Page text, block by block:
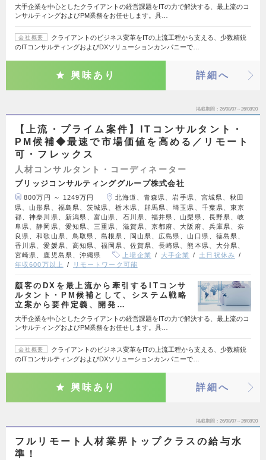
大手企業を中心としたクライアントの経営課題をITの力で解決する、最上流のコ
ンサルティングおよびPM業務をお任せします。具…
会社概要
クライアントのビジネス変革をITの上流工程から支える、少数精鋭
のITコンサルティングおよびDXソリューションカンパニーで…
興味あり 詳細へ
掲載期間 26/08/07～26/08/20
【上流・プライム案件】ITコンサルタント・
PM候補◆最速で市場価値を高める／リモート
可・フレックス
人材コンサルタント・コーディネーター
ブリッジコンサルティンググループ株式会社
800万円 ～ 1249万円
北海道、青森県、岩手県、宮城県、秋田
県、山形県、福島県、茨城県、栃木県、群馬県、埼玉県、千葉県、東京
都、神奈川県、新潟県、富山県、石川県、福井県、山梨県、長野県、岐
阜県、静岡県、愛知県、三重県、滋賀県、京都府、大阪府、兵庫県、奈
良県、和歌山県、鳥取県、島根県、岡山県、広島県、山口県、徳島県、
香川県、愛媛県、高知県、福岡県、佐賀県、長崎県、熊本県、大分県、
宮崎県、鹿児島県、沖縄県
上場企業 大手企業
土日祝休み
年収600万以上
リモートワーク可能
顧客のDXを最上流から牽引するITコンサ
ルタント・PM候補として、システム戦略
立案から要件定義、開発…
大手企業を中心としたクライアントの経営課題をITの力で解決する、最上流のコ
ンサルティングおよびPM業務をお任せします。具…
会社概要
クライアントのビジネス変革をITの上流工程から支える、少数精鋭
のITコンサルティングおよびDXソリューションカンパニーで…
興味あり 詳細へ
掲載期間 26/08/07～26/08/20
フルリモート人材業界トップクラスの給与水
準！